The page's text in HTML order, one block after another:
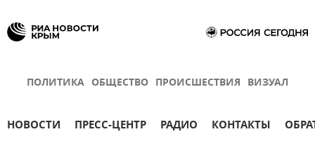
ПОЛИТИКА ОБЩЕСТВО ПРОИСШЕСТВИЯ ВИЗУАЛ
НОВОСТИ ПРЕСС-ЦЕНТР РАДИО КОНТАКТЫ